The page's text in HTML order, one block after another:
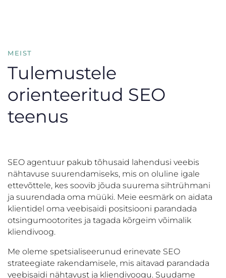
MEIST
Tulemustele
orienteeritud SEO
teenus
SEO agentuur pakub tõhusaid lahendusi veebis
nähtavuse suurendamiseks, mis on oluline igale
ettevõttele, kes soovib jõuda suurema sihtrühmani
ja suurendada oma müüki. Meie eesmärk on aidata
klientidel oma veebisaidi positsiooni parandada
otsingumootorites ja tagada kõrgeim võimalik
kliendivoog.
Me oleme spetsialiseerunud erinevate SEO
strateegiate rakendamisele, mis aitavad parandada
veebisaidi nähtavust ja kliendivoogu. Suudame